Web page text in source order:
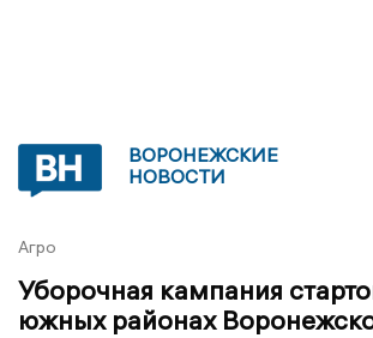
ВОРОНЕЖСКИЕ
НОВОСТИ
Агро
Уборочная кампания
южных районах